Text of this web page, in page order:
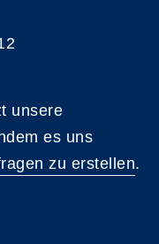
unsere
es uns
zu erstellen.